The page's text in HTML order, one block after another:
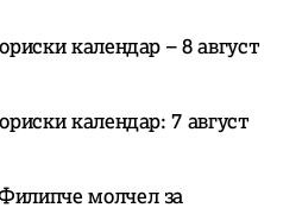
календар – 8 август
календар: 7 август
молчел за